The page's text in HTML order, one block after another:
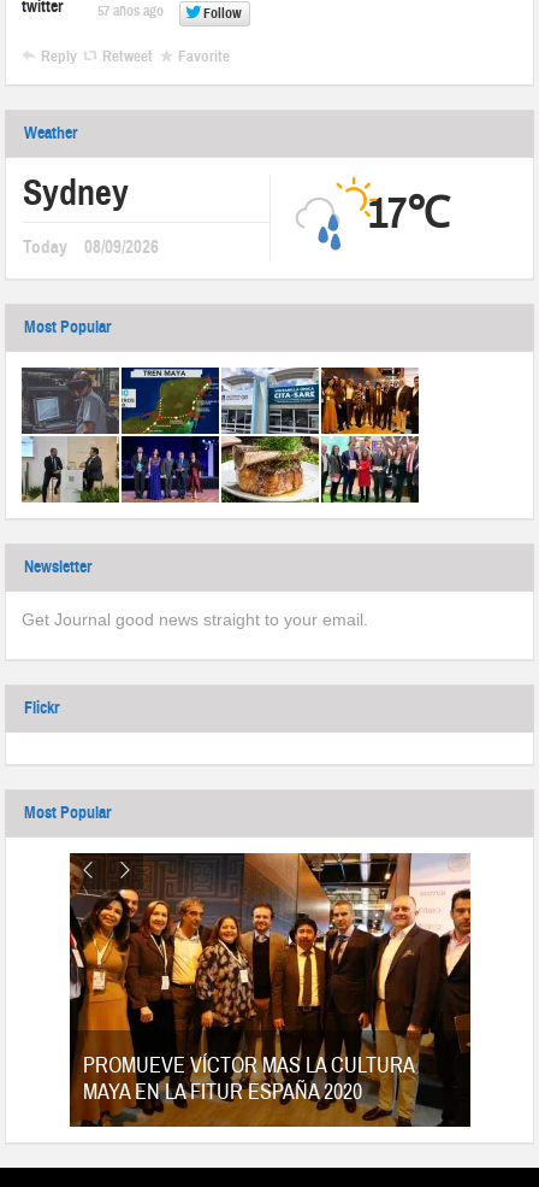
57 años ago Follow
Reply Retweet Favorite
Weather
Sydney
Today 08/09/2026
17℃
Most Popular
Newsletter
Get Journal good news straight to your email.
Flickr
Most Popular
PROMUEVE VÍCTOR MAS LA CULTURA
MAYA EN LA FITUR ESPAÑA 2020